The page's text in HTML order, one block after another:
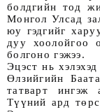
болдгийн тод
Монгол Улсад
юу гэдгийг
дуу хоолойгоо
болгоно гэжээ.
Эцэст нь
Өлзийгийн
татварт
Түүний ард